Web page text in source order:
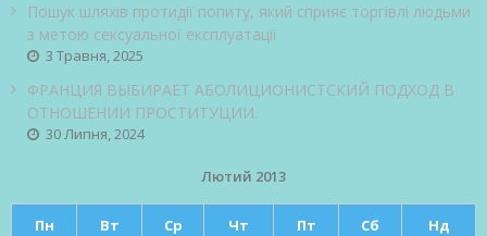
Пошук шляхів протидії попиту, який сприяє торгівлі людьми
з метою сексуальної експлуатації
3 Травня, 2025
ФРАНЦИЯ ВЫБИРАЕТ АБОЛИЦИОНИСТСКИЙ ПОДХОД В
ОТНОШЕНИИ ПРОСТИТУЦИИ.
30 Липня, 2024
Лютий 2013
Пн Вт Ср Чт Пт Сб Нд